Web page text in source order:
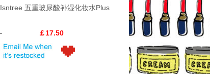
Isntree 五重玻尿酸补湿化妆水Plus
￡17.50